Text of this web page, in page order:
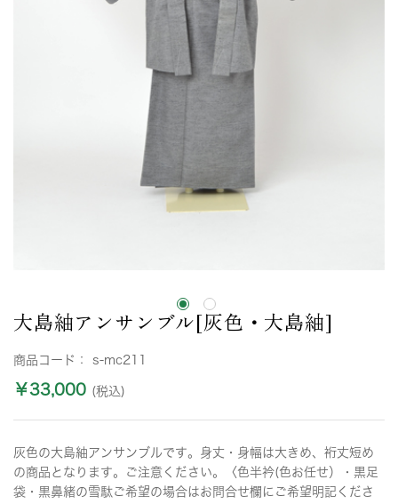
大島紬アンサンブル[灰色・大島紬]
商品コード： s-mc211
￥33,000 (税込)
灰色の大島紬アンサンブルです。身丈・身幅は大きめ、裄丈短め
の商品となります。ご注意ください。〈色半衿(色お任せ）・黒足
袋・黒鼻緒の雪駄ご希望の場合はお問合せ欄にご希望明記くださ